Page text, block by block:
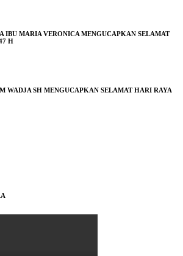
IBU MARIA VERONICA MENGUCAPKAN SELAMAT
H
WADJA SH MENGUCAPKAN SELAMAT HARI RAYA